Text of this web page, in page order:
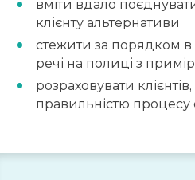
вміти вдало
клієнту альтернативи
стежити за порядком в
речі на полиці з
розраховувати
правильністю процесу